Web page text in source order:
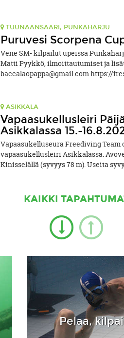
TUUNAANSAARI, PUNKAHARJU
Puruvesi Scorpena
Vene SM- kilpailut upeissa
Matti Pyykkö, ilmoittautumiset ja
baccalaopappa@gmail.com https://
ASIKKALA
Vapaasukellusleiri
Asikkalassa 15.-
Vapaasukelluseura Freediving Team
vapaasukellusleiri Asikkalassa.
Kinisselällä (syvyys 78 m). Useita
KAIKKI
Pelaa,